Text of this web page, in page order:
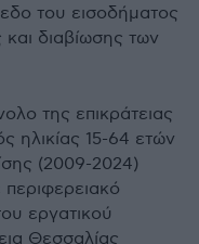
του εισοδήματος
διαβίωσης των
της επικράτειας
ηλικίας 15-64 ετών
(2009-2024)
εργατικού
Θεσσαλίας